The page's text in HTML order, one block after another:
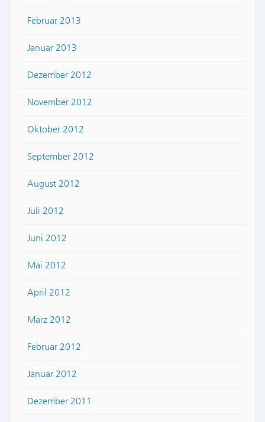
Februar 2013
Januar 2013
Dezember 2012
November 2012
Oktober 2012
September 2012
August 2012
Juli 2012
Juni 2012
Mai 2012
April 2012
März 2012
Februar 2012
Januar 2012
Dezember 2011